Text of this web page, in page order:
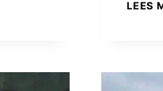
LEES